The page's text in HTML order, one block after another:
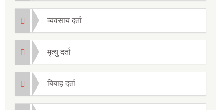
व्यवसाय दर्ता
मृत्यु दर्ता
बिबाह दर्ता